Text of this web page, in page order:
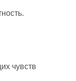
чувств